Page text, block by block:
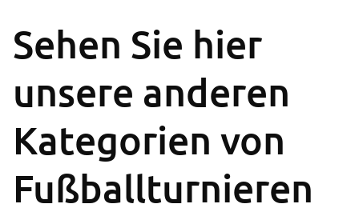
Sehen Sie hier
unsere anderen
Kategorien von
Fußballturnieren